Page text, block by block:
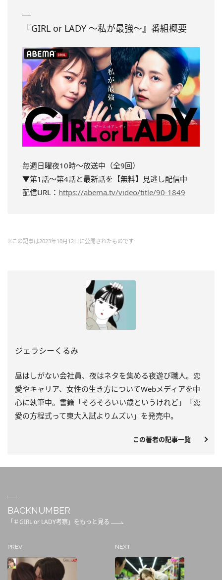
『GIRL or LADY ～私が最強～』番組概要
毎週日曜夜10時～放送中（全9回）
▼第1話～第4話と最新話を【無料】見逃し配信中
配信URL： https://abema.tv/video/title/90-1849
※この記事は2023年10月12日に公開されたものです
ジェラシーくるみ
昼はしがない会社員、夜はネタを集める夜遊び職人。恋
愛やキャリア、女性の生き方についてWebメディアを中
心に執筆中。書籍「そろそろいい歳というけれど」「恋
愛の方程式って東大入試よりムズい」を発売中。
この著者の記事一覧
BACKNUMBER
「＃GIRL or LADY考察」をもっと見る
PREV NEXT